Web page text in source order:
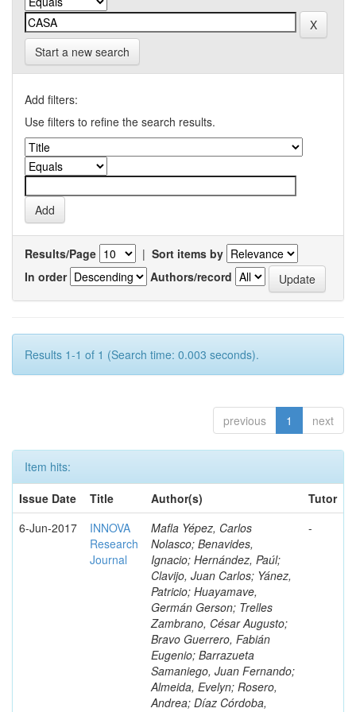
Start a new search
Add filters:
Use filters to refine the search results.
Results/Page | Sort items by
In order
Authors/record
Results 1-1 of 1 (Search time: 0.003 seconds).
previous 1 next
Item hits:
Issue Date
Title Author(s)
Tutor
6-Jun-2017
INNOVA
Research
Journal
Mafla Yépez, Carlos
Nolasco; Benavides,
Ignacio; Hernández, Paúl;
Clavijo, Juan Carlos; Yánez,
Patricio; Huayamave,
Germán Gerson; Trelles
Zambrano, César Augusto;
Bravo Guerrero, Fabián
Eugenio; Barrazueta
Samaniego, Juan Fernando;
Almeida, Evelyn; Rosero,
Andrea; Díaz Córdoba,
-